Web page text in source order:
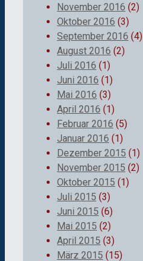
November 2016 (2)
Oktober 2016 (3)
September 2016 (4)
August 2016 (2)
Juli 2016 (1)
Juni 2016 (1)
Mai 2016 (3)
April 2016 (1)
Februar 2016 (5)
Januar 2016 (1)
Dezember 2015 (1)
November 2015 (2)
Oktober 2015 (1)
Juli 2015 (3)
Juni 2015 (6)
Mai 2015 (2)
April 2015 (3)
März 2015 (15)